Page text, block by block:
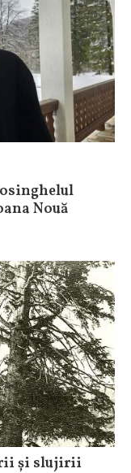
Nouă
și slujirii